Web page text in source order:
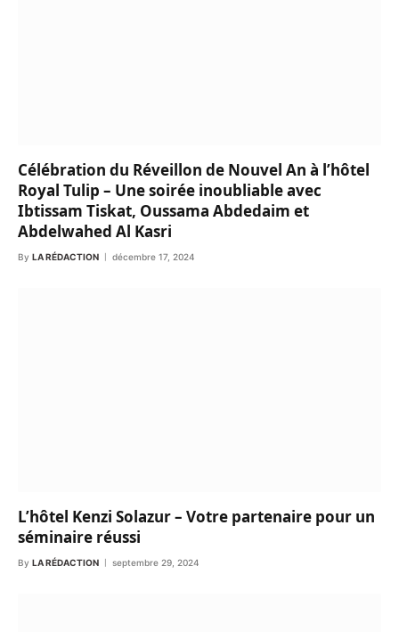
Célébration du Réveillon de Nouvel An à l’hôtel
Royal Tulip – Une soirée inoubliable avec
Ibtissam Tiskat, Oussama Abdedaim et
Abdelwahed Al Kasri
By LA RÉDACTION décembre 17, 2024
L’hôtel Kenzi Solazur – Votre partenaire pour un
séminaire réussi
By LA RÉDACTION septembre 29, 2024